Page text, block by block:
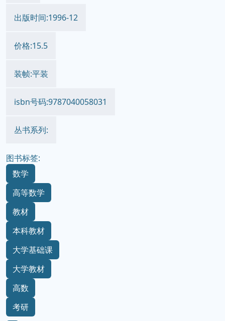
出版时间:1996-12
价格:15.5
装帧:平装
isbn号码:9787040058031
丛书系列:
图书标签:
数学
高等数学
教材
本科教材
大学基础课
大学教材
高数
考研